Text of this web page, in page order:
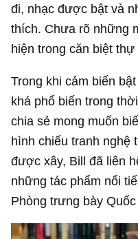
đi, nhạc được bật và
thích. Chưa rõ những
hiện trong căn biệt thự
Trong khi cảm biến
khá phổ biến trong
chia sẻ mong muốn
hình chiếu tranh nghệ
được xây, Bill đã liên
những tác phẩm nổi
Phòng trưng bày